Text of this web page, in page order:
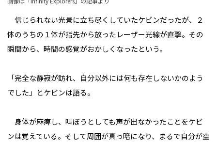
信じられない光景に立ち尽くしていたケビンだったが、２
体のうちの１体が指先から放ったレーザー光線が直撃。その
瞬間から、時間の感覚がおかしくなったという。
「完全な静寂が訪れ、自分以外には何も存在しないかのよう
でした」とケビンは語る。
身体が麻痺し、叫ぼうとしても声が出なかったことをケビ
ンは覚えている。そして周囲が真っ暗になり、まるで自分が空